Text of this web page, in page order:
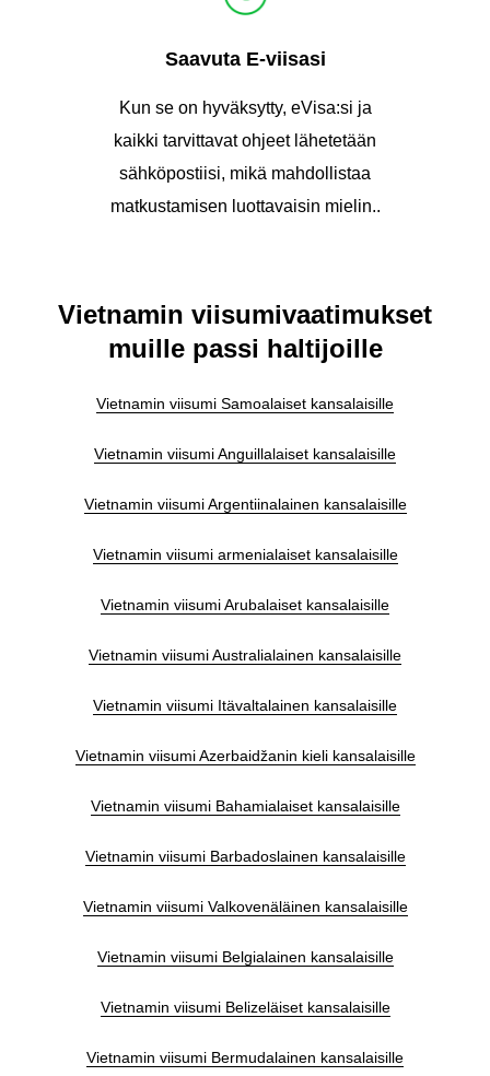
Saavuta E-viisasi
Kun se on hyväksytty, eVisa:si ja
kaikki tarvittavat ohjeet lähetetään
sähköpostiisi, mikä mahdollistaa
matkustamisen luottavaisin mielin..
Vietnamin viisumivaatimukset
muille passi haltijoille
Vietnamin viisumi Samoalaiset kansalaisille
Vietnamin viisumi Anguillalaiset kansalaisille
Vietnamin viisumi Argentiinalainen kansalaisille
Vietnamin viisumi armenialaiset kansalaisille
Vietnamin viisumi Arubalaiset kansalaisille
Vietnamin viisumi Australialainen kansalaisille
Vietnamin viisumi Itävaltalainen kansalaisille
Vietnamin viisumi Azerbaidžanin kieli kansalaisille
Vietnamin viisumi Bahamialaiset kansalaisille
Vietnamin viisumi Barbadoslainen kansalaisille
Vietnamin viisumi Valkovenäläinen kansalaisille
Vietnamin viisumi Belgialainen kansalaisille
Vietnamin viisumi Belizeläiset kansalaisille
Vietnamin viisumi Bermudalainen kansalaisille